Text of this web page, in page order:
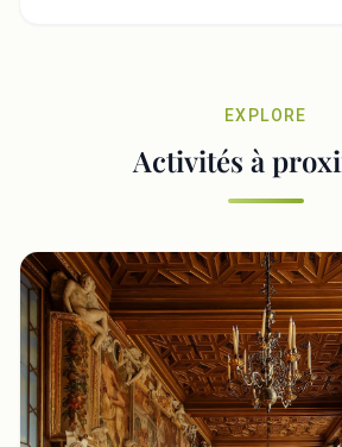
EXPLORE
Activités à